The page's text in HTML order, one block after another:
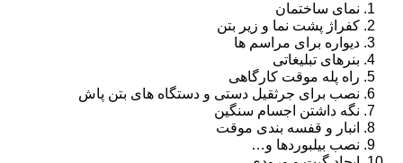
نمای ساختمان
کفراژ پشت نما و زیر بتن
دیواره برای مراسم ها
بنرهای تبلیغاتی
راه پله موقت کارگاهی
نصب برای جرثقیل دستی و دستگاه های بتن پاش
نگه داشتن اجسام سنگین
انبار و قفسه بندی موقت
نصب بیلبوردها و…